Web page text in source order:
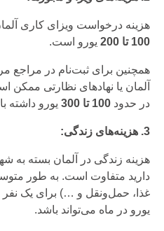
هزینه درخواست ویزای کاری آلمان
100 تا 200
یورو است.
همچنین برای ثبت‌نام در مراجع
آلمان یا نهادهای نظارتی ممکن
در حدود100 تا 300 یورو داشته
هزینه زندگی در آلمان بسته به
دارید متفاوت است. به طور
غذا، حمل‌ونقل و …) برای یک نفر
یورو در ماه می‌تواند باشد.